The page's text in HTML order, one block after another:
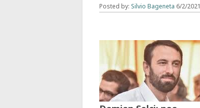
Posted by: Silvio Bageneta 6/2/2021